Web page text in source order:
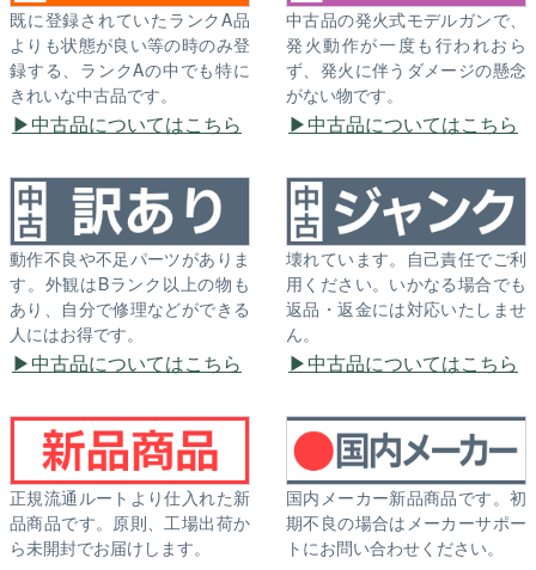
既に登録されていたランクA品
よりも状態が良い等の時のみ登
録する、ランクAの中でも特に
きれいな中古品です。
中古品についてはこちら
中古品の発火式モデルガンで、
発火動作が一度も行われおら
ず、発火に伴うダメージの懸念
がない物です。
中古品についてはこちら
動作不良や不足パーツがありま
す。外観はBランク以上の物も
あり、自分で修理などができる
人にはお得です。
中古品についてはこちら
壊れています。自己責任でご利
用ください。いかなる場合でも
返品・返金には対応いたしませ
ん。
中古品についてはこちら
正規流通ルートより仕入れた新
品商品です。原則、工場出荷か
ら未開封でお届けします。
国内メーカー新品商品です。初
期不良の場合はメーカーサポー
トにお問い合わせください。